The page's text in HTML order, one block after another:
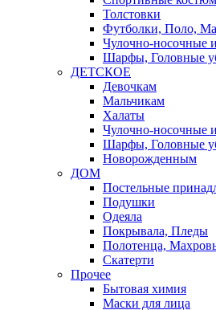
Толстовки
Футболки, Поло,
Чулочно-носочные
Шарфы, Головные
ДЕТСКОЕ
Девочкам
Мальчикам
Халаты
Чулочно-носочные
Шарфы, Головные
Новорожденным
ДОМ
Постельные
Подушки
Одеяла
Покрывала, Пледы
Полотенца,
Скатерти
Прочее
Бытовая химия
Маски для лица